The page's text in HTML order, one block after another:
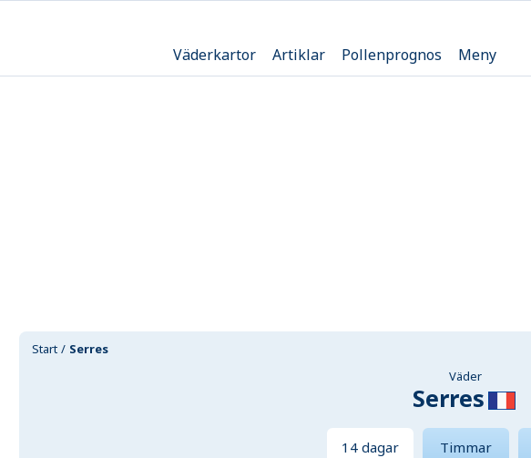
Väderkartor Artiklar Pollenprognos Meny
Start
Serres
Väder
Serres
14 dagar Timmar